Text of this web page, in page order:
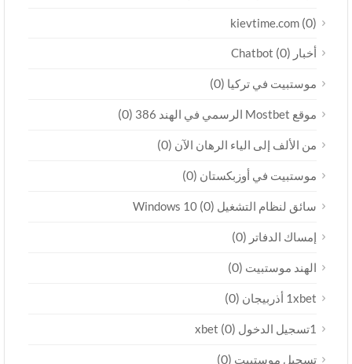
kievtime.com(0)
أخبار Chatbot(0)
موستبيت في تركيا(0)
موقع Mostbet الرسمي في الهند 386 (0)
من الألف إلى الياء الرهان الآن(0)
موستبيت في أوزبكستان(0)
سائق لنظام التشغيل Windows 10(0)
إمساك الدفاتر(0)
الهند موستبيت(0)
1xbet أذربيجان (0)
1تسجيل الدخول xbet (0)
تسجيل موستبيت(0)